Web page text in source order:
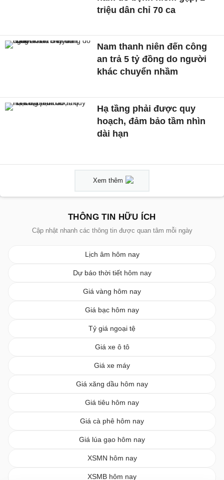
triệu dân chỉ 70 ca
Nam thanh niên đến công
an trả 5 tỷ đồng do người
khác chuyển nhầm
Hạ tầng phải được quy
hoạch, đảm bảo tầm nhìn
dài hạn
Xem thêm
THÔNG TIN HỮU ÍCH
Cập nhật nhanh các thông tin được quan tâm mỗi ngày
Lịch âm hôm nay
Dự báo thời tiết hôm nay
Giá vàng hôm nay
Giá bạc hôm nay
Tỷ giá ngoại tệ
Giá xe ô tô
Giá xe máy
Giá xăng dầu hôm nay
Giá tiêu hôm nay
Giá cà phê hôm nay
Giá lúa gạo hôm nay
XSMN hôm nay
XSMB hôm nay